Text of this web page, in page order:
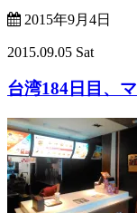
2015年9月4日
2015.09.05 Sat
台湾184日目、